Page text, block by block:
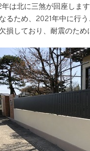
は北に三煞が回座しま
るため、2021年中に行う
損しており、耐震のため